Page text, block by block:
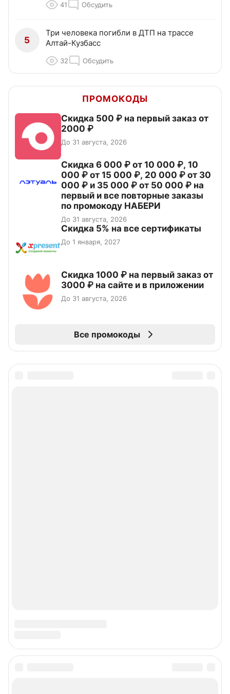
41 Обсудить
5
Три человека погибли в ДТП на трассе
Алтай-Кузбасс
32 Обсудить
ПРОМОКОДЫ
Скидка 500 ₽ на первый заказ от
2000 ₽
До 31 августа, 2026
Скидка 6 000 ₽ от 10 000 ₽, 10
000 ₽ от 15 000 ₽, 20 000 ₽ от 30
000 ₽ и 35 000 ₽ от 50 000 ₽ на
первый и все повторные заказы
по промокоду НАБЕРИ
До 31 августа, 2026
Скидка 5% на все сертификаты
До 1 января, 2027
Скидка 1000 ₽ на первый заказ от
3000 ₽ на сайте и в приложении
До 31 августа, 2026
Все промокоды